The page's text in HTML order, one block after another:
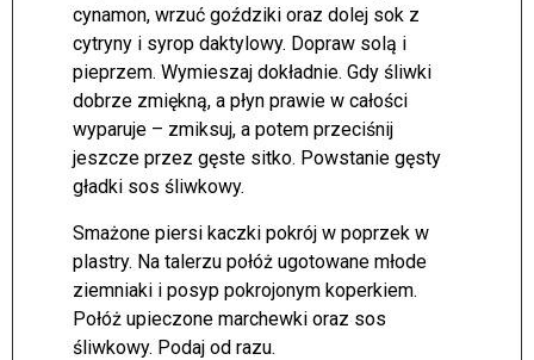
cynamon, wrzuć goździki oraz dolej sok z
cytryny i syrop daktylowy. Dopraw solą i
pieprzem. Wymieszaj dokładnie. Gdy śliwki
dobrze zmiękną, a płyn prawie w całości
wyparuje – zmiksuj, a potem przeciśnij
jeszcze przez gęste sitko. Powstanie gęsty
gładki sos śliwkowy.
Smażone piersi kaczki pokrój w poprzek w
plastry. Na talerzu połóż ugotowane młode
ziemniaki i posyp pokrojonym koperkiem.
Połóż upieczone marchewki oraz sos
śliwkowy. Podaj od razu.